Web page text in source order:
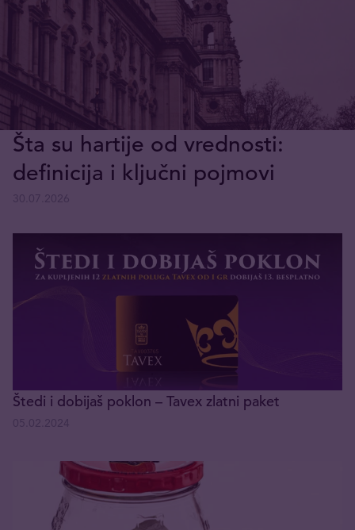
Šta su hartije od vrednosti:
definicija i ključni pojmovi
Štedi i dobijaš poklon – Tavex zlatni paket